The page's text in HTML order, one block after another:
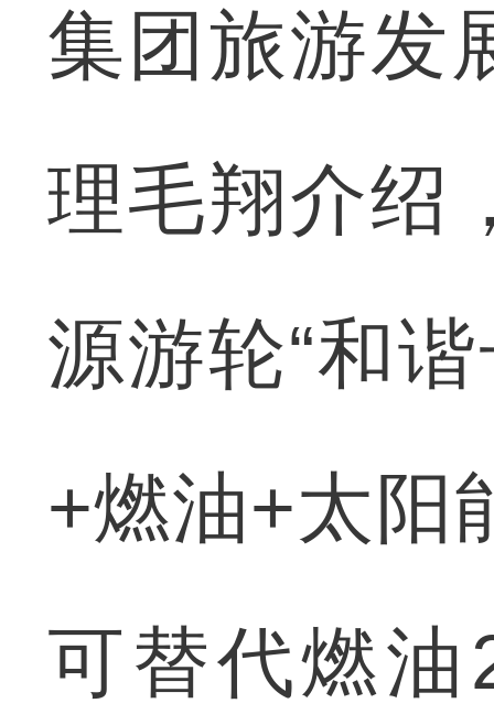
集团旅游发
理毛翔介绍
源游轮“和
+燃油+太阳
可替代燃油